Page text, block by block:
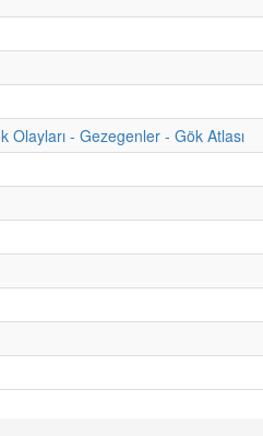
Olayları - Gezegenler - Gök Atlası